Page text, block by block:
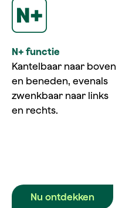
N+ functie
Kantelbaar naar boven
en beneden, evenals
zwenkbaar naar links
en rechts.
Nu ontdekken